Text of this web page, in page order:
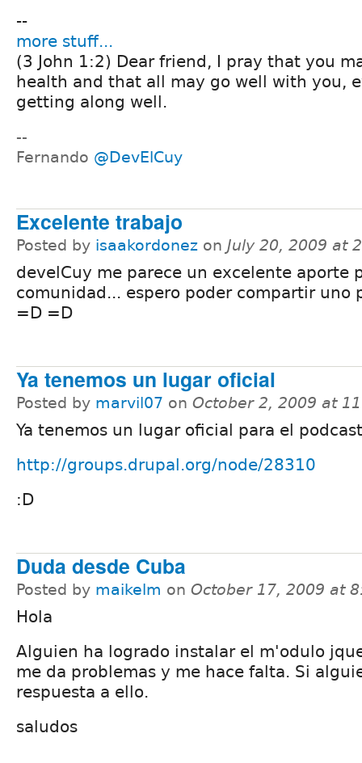
--
more stuff...
(3 John 1:2) Dear friend, I pray that you
health and that all may go well with you,
getting along well.
--
Fernando @DevElCuy
Excelente trabajo
Posted by isaakordonez on July 20, 2009 at
develCuy me parece un excelente aporte
comunidad... espero poder compartir uno
=D =D
Ya tenemos un lugar oficial
Posted by marvil07 on October 2, 2009 at
Ya tenemos un lugar oficial para el
http://groups.drupal.org/node/28310
:D
Duda desde Cuba
Posted by maikelm on October 17, 2009 at
Hola
Alguien ha logrado instalar el m'odulo
me da problemas y me hace falta. Si
respuesta a ello.
saludos